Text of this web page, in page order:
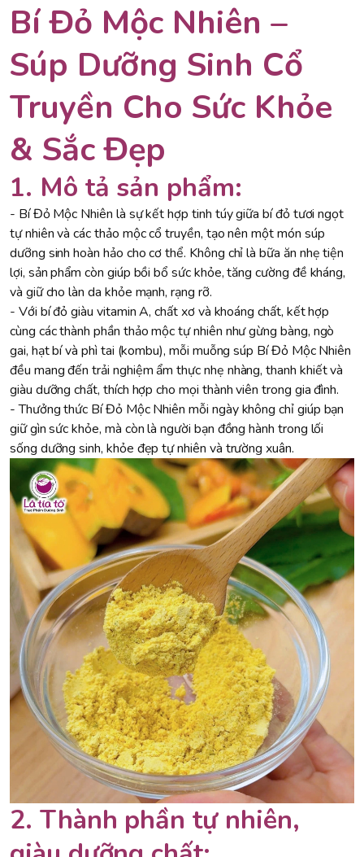
Bí Đỏ Mộc Nhiên –
Súp Dưỡng Sinh Cổ
Truyền Cho Sức Khỏe
& Sắc Đẹp
1. Mô tả sản phẩm:
- Bí Đỏ Mộc Nhiên là sự kết hợp tinh túy giữa bí đỏ tươi ngọt
tự nhiên và các thảo mộc cổ truyền, tạo nên một món súp
dưỡng sinh hoàn hảo cho cơ thể. Không chỉ là bữa ăn nhẹ tiện
lợi, sản phẩm còn giúp bồi bổ sức khỏe, tăng cường đề kháng,
và giữ cho làn da khỏe mạnh, rạng rỡ.
- Với bí đỏ giàu vitamin A, chất xơ và khoáng chất, kết hợp
cùng các thành phần thảo mộc tự nhiên như gừng bàng, ngò
gai, hạt bí và phì tai (kombu), mỗi muỗng súp Bí Đỏ Mộc Nhiên
đều mang đến trải nghiệm ẩm thực nhẹ nhàng, thanh khiết và
giàu dưỡng chất, thích hợp cho mọi thành viên trong gia đình.
- Thưởng thức Bí Đỏ Mộc Nhiên mỗi ngày không chỉ giúp bạn
giữ gìn sức khỏe, mà còn là người bạn đồng hành trong lối
sống dưỡng sinh, khỏe đẹp tự nhiên và trường xuân.
2. Thành phần tự nhiên,